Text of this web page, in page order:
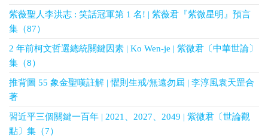
紫薇聖人李洪志 : 笑話冠軍第 1 名! | 紫薇君『紫微星明』預言
集（87）
2 年前柯文哲選總統關鍵因素 | Ko Wen-je | 紫微君〔中華世論〕
集（8）
推背圖 55 象金聖嘆註解 | 懼則生戒/無遠勿屆 | 李淳風袁天罡合
著
習近平三個關鍵一百年 | 2021、2027、2049 | 紫微君〔世論觀
點〕集（7）